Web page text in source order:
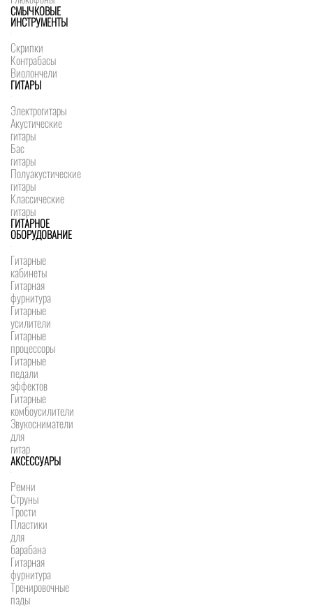
СМЫЧКОВЫЕ
ИНСТРУМЕНТЫ
Скрипки
Контрабасы
Виолончели
ГИТАРЫ
Электрогитары
Акустические
гитары
Бас
гитары
Полуакустические
гитары
Классические
гитары
ГИТАРНОЕ
ОБОРУДОВАНИЕ
Гитарные
кабинеты
Гитарная
фурнитура
Гитарные
усилители
Гитарные
процессоры
Гитарные
педали
эффектов
Гитарные
комбоусилители
Звукосниматели
для
гитар
АКСЕССУАРЫ
Ремни
Струны
Трости
Пластики
для
барабана
Гитарная
фурнитура
Тренировочные
пэды